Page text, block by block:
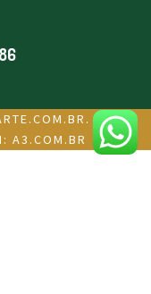
ALL
A3.COM.BR